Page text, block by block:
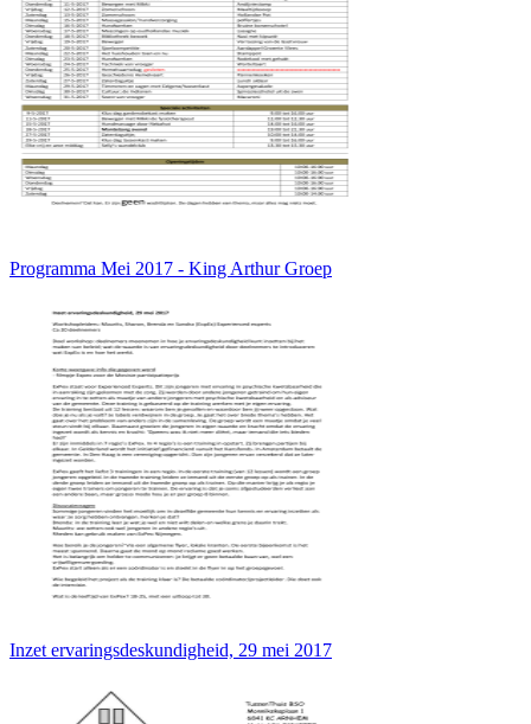
Programma Mei 2017 - King Arthur Groep
Inzet ervaringsdeskundigheid, 29 mei 2017